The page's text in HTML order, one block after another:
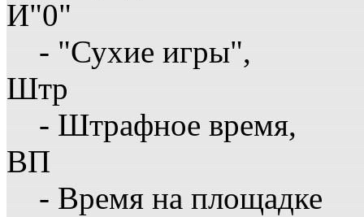
И"0"
- "Сухие игры",
Штр
- Штрафное время,
ВП
- Время на площадке